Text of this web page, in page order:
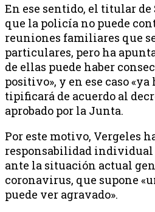
En ese sentido, el titular
que la policía no puede
reuniones familiares que
particulares, pero ha
de ellas puede haber
positivo», y en ese caso
tipificará de acuerdo al
aprobado por la Junta.
Por este motivo, Vergeles
responsabilidad individual
ante la situación actual
coronavirus, que supone
puede ver agravado».